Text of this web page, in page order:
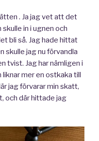
. Ja jag vet att det
in i ugnen och
bli så. Jag hade hittat
skulle jag nu förvandla
tvist. Jag har nämligen i
mer en ostkaka till
jag förvarar min skatt,
och där hittade jag